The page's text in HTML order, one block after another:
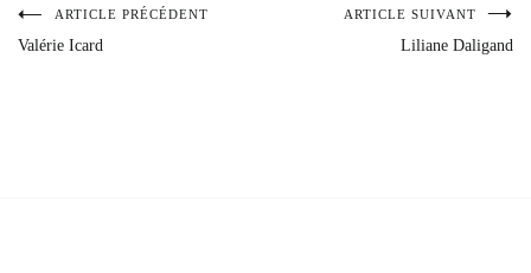
Navigation
ARTICLE PRÉCÉDENT
Valérie Icard
ARTICLE SUIVANT
Liliane Daligand